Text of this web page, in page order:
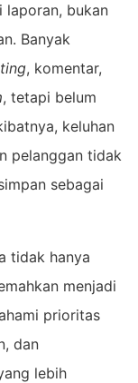
laporan, bukan
Banyak
, komentar,
, tetapi belum
keluhan
pelanggan tidak
sebagai
tidak hanya
menjadi
prioritas
dan
lebih